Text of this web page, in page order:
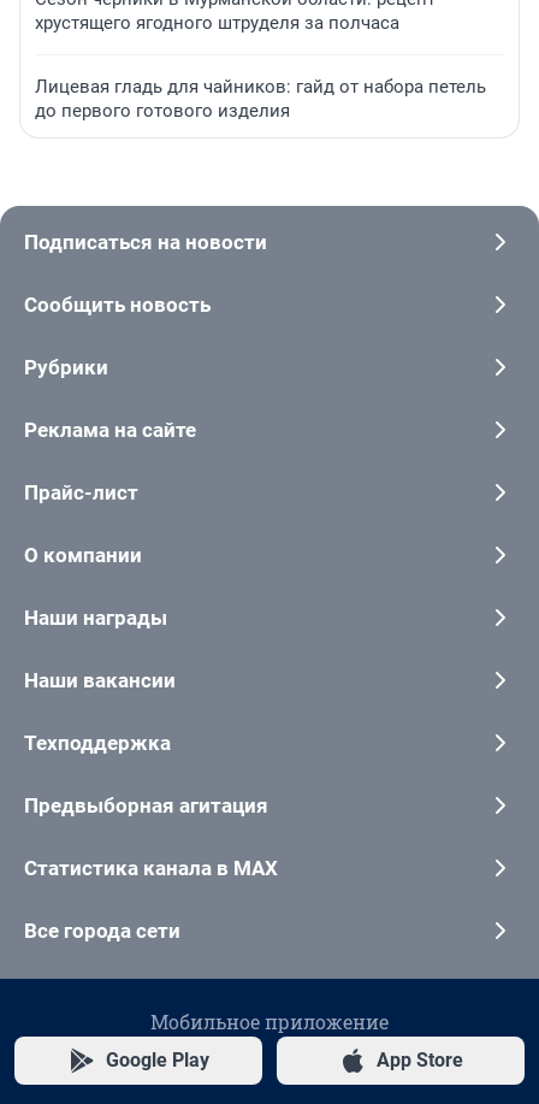
хрустящего ягодного штруделя за полчаса
Лицевая гладь для чайников: гайд от набора петель
до первого готового изделия
Подписаться на новости
Сообщить новость
Рубрики
Реклама на сайте
Прайс-лист
О компании
Наши награды
Наши вакансии
Техподдержка
Предвыборная агитация
Статистика канала в MAX
Все города сети
Мобильное приложение
Google Play App Store